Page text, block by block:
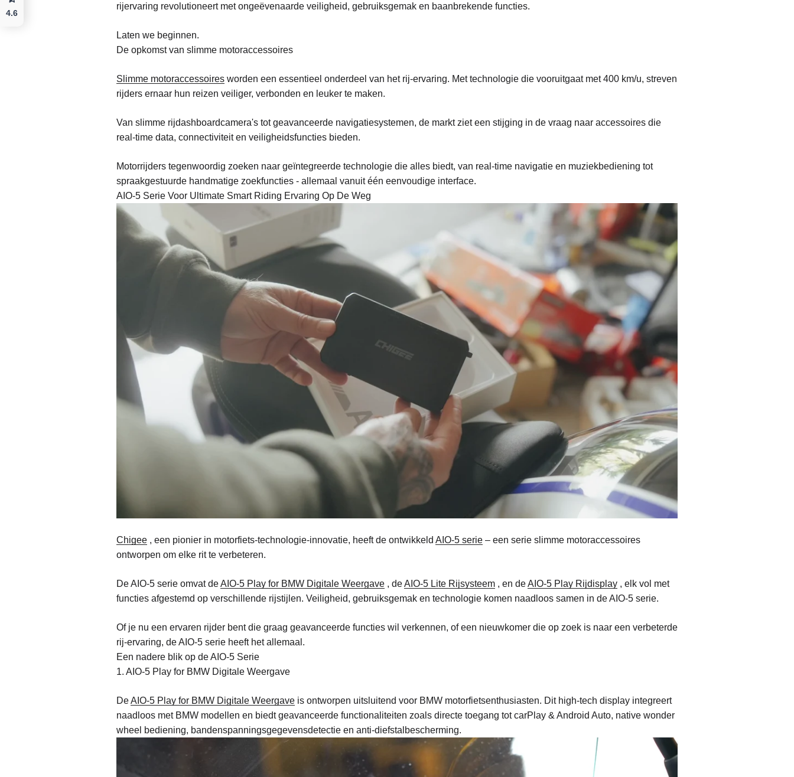
rijervaring revolutioneert met ongeëvenaarde veiligheid, gebruiksgemak en baanbrekende functies.
Laten we beginnen.
De opkomst van slimme motoraccessoires
Slimme motoraccessoires worden een essentieel onderdeel van het rij-ervaring. Met technologie die vooruitgaat met 400 km/u, streven
rijders ernaar hun reizen veiliger, verbonden en leuker te maken.
Van slimme rijdashboardcamera's tot geavanceerde navigatiesystemen, de markt ziet een stijging in de vraag naar accessoires die
real-time data, connectiviteit en veiligheidsfuncties bieden.
Motorrijders tegenwoordig zoeken naar geïntegreerde technologie die alles biedt, van real-time navigatie en muziekbediening tot
spraakgestuurde handmatige zoekfuncties - allemaal vanuit één eenvoudige interface.
AIO-5 Serie Voor Ultimate Smart Riding Ervaring Op De Weg
Chigee , een pionier in motorfiets-technologie-innovatie, heeft de ontwikkeld AIO-5 serie – een serie slimme motoraccessoires
ontworpen om elke rit te verbeteren.
De AIO-5 serie omvat deAIO-5 Play for BMW Digitale Weergave , deAIO-5 Lite Rijsysteem , en deAIO-5 Play Rijdisplay , elk vol met
functies afgestemd op verschillende rijstijlen. Veiligheid, gebruiksgemak en technologie komen naadloos samen in de AIO-5 serie.
Of je nu een ervaren rijder bent die graag geavanceerde functies wil verkennen, of een nieuwkomer die op zoek is naar een verbeterde
rij-ervaring, de AIO-5 serie heeft het allemaal.
Een nadere blik op de AIO-5 Serie
1. AIO-5 Play for BMW Digitale Weergave
DeAIO-5 Play for BMW Digitale Weergave is ontworpen uitsluitend voor BMW motorfietsenthusiasten. Dit high-tech display integreert
naadloos met BMW modellen en biedt geavanceerde functionaliteiten zoals directe toegang tot carPlay & Android Auto, native wonder
wheel bediening, bandenspanningsgegevensdetectie en anti-diefstalbescherming.
4.6